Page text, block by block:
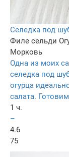
Селедка под
Филе сельди
Морковь
Одна из моих
селедка под
огурца
салата.
1 ч.
–
4.6
75